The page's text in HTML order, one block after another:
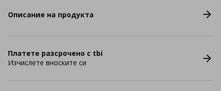
Описание на продукта
Платете разсрочено с tbi
Изчислете вноските си